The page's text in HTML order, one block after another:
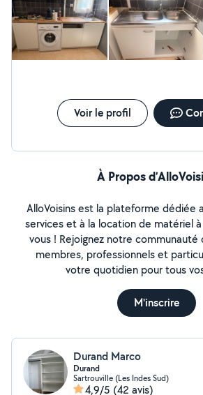
Voir le profil
À Propos
AlloVoisins est la plateforme dédiée
services et à la location de matériel
vous ! Rejoignez notre communauté
membres, professionnels et
votre quotidien pour tous
M'inscrire
Durand Marco
Durand
Sartrouville (Les Indes Sud)
4,9/5 (42 avis)